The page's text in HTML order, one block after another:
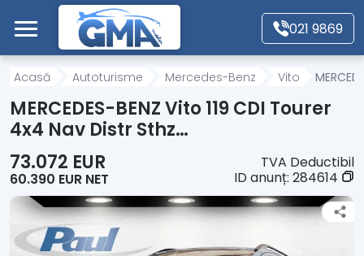
Mergi direct la conținutul principal
021 9869
Acasă
Autoturisme
Motociclete
Autoutilitare
Acasă Autoturisme Mercedes-Benz Vito
MERCEDES-BENZ Vito 119 CDI Tourer
4x4 Nav Distr Sthz…
73.072 EUR
60.390 EUR NET
TVA Deductibil
ID anunț: 284614